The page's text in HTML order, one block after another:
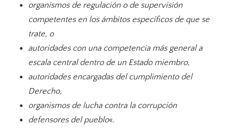
organismos de regulación o de supervisión
competentes en los ámbitos específicos de que se
trate, o
autoridades con una competencia más general a
escala central dentro de un Estado miembro,
autoridades encargadas del cumplimiento del
Derecho,
organismos de lucha contra la corrupción
defensores del pueblo«.